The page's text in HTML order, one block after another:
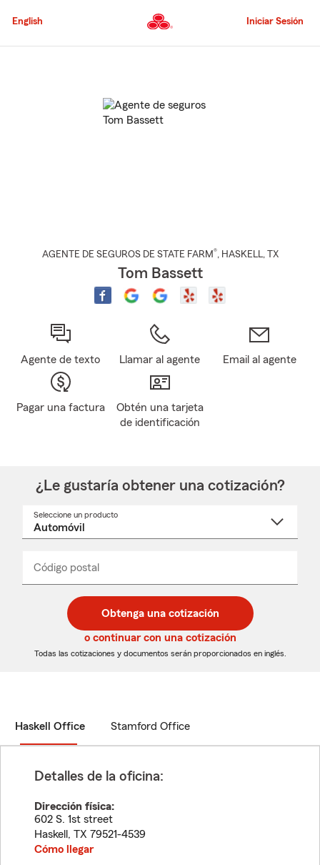
al
principal
English Iniciar Sesión
AGENTE DE SEGUROS DE STATE FARM®, HASKELL, TX
Tom Bassett
Agente de texto Llamar al agente Email al agente
Pagar una factura
Obtén una tarjeta
de identificación
¿Le gustaría obtener una cotización?
Seleccione un producto
desplegable
Código postal
de
5
dígitos
de
5
dígitos
_____
Obtenga una cotización
o continuar con una cotización
Todas las cotizaciones y documentos serán proporcionados en inglés.
Haskell Office Stamford Office
Detalles de la oficina:
Dirección física:
602 S. 1st street
Haskell , TX 79521-4539
Cómo llegar